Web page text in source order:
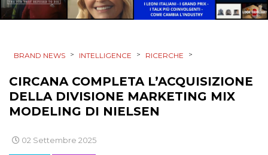
PUNTI VENDITA
BRAND NEWS > INTELLIGENCE > RICERCHE >
CIRCANA COMPLETA L’ACQUISIZIONE
DELLA DIVISIONE MARKETING MIX
MODELING DI NIELSEN
02 Settembre 2025